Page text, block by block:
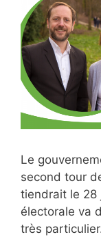
Le
second tour
tiendrait le 28
électorale va
très